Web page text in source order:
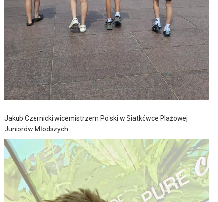
Jakub Czernicki wicemistrzem Polski w Siatkówce Plażowej
Juniorów Młodszych